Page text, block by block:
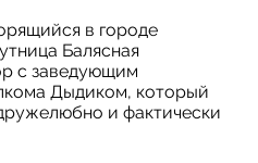
в городе
Балясная
с заведующим
Дыдиком, который
и фактически